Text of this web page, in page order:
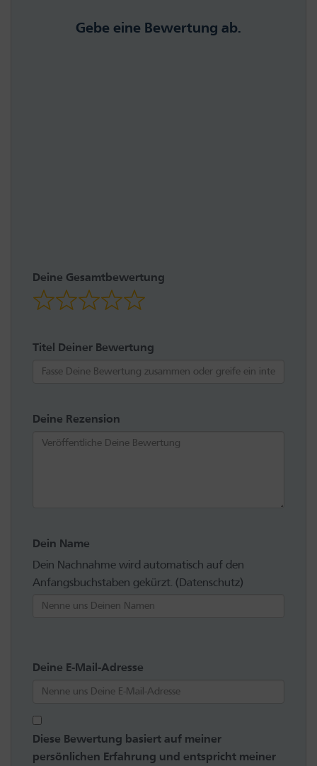
Gebe eine Bewertung ab.
Deine Gesamtbewertung
Titel Deiner Bewertung
Deine Rezension
Dein Name
Dein Nachnahme wird automatisch auf den
Anfangsbuchstaben gekürzt. (Datenschutz)
Deine E-Mail-Adresse
Diese Bewertung basiert auf meiner
persönlichen Erfahrung und entspricht meiner